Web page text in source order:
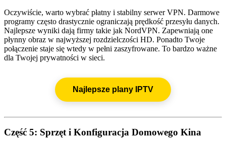
Oczywiście, warto wybrać płatny i stabilny serwer VPN. Darmowe
programy często drastycznie ograniczają prędkość przesyłu danych.
Najlepsze wyniki dają firmy takie jak NordVPN. Zapewniają one
płynny obraz w najwyższej rozdzielczości HD. Ponadto Twoje
połączenie staje się wtedy w pełni zaszyfrowane. To bardzo ważne
dla Twojej prywatności w sieci.
Najlepsze plany IPTV
Część 5: Sprzęt i Konfiguracja Domowego Kina